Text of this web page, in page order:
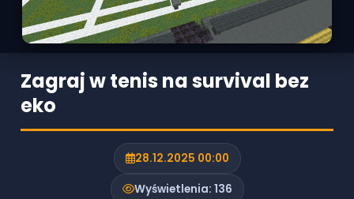
Zagraj w tenis na survival bez
eko
28.12.2025 00:00
Wyświetlenia: 136